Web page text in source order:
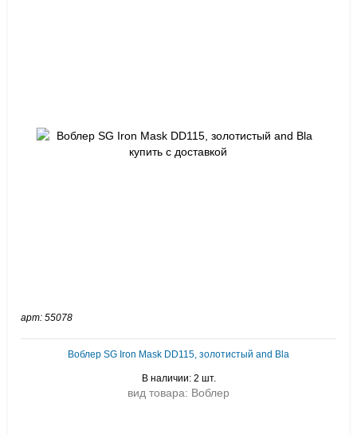
арт: 55078
Воблер SG Iron Mask DD115, золотистый and Bla
В наличии: 2 шт.
вид товара: Воблер